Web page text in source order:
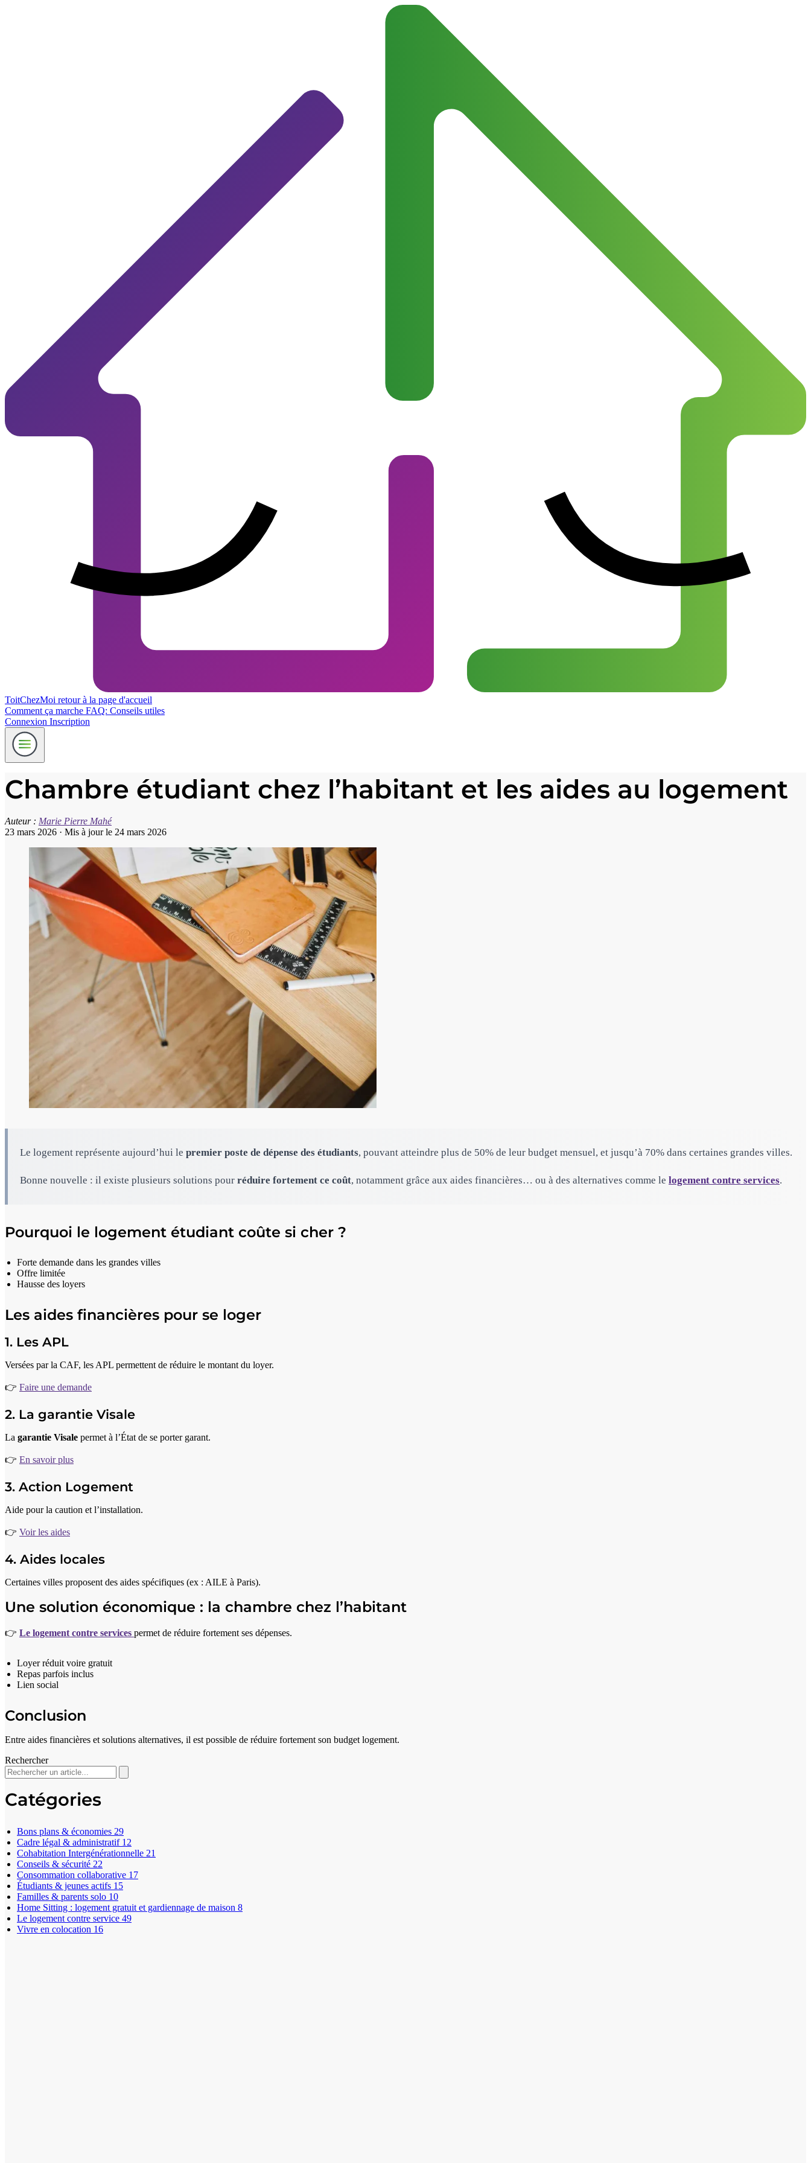
ToitChezMoi retour à la page d'accueil
Comment ça marche FAQ: Conseils utiles
Connexion Inscription
Chambre étudiant chez l’habitant et les aides au logement
Auteur : Marie Pierre Mahé
23 mars 2026 · Mis à jour le 24 mars 2026
Le logement représente aujourd’hui le premier poste de dépense des étudiants, pouvant atteindre plus de 50% de leur budget mensuel, et jusqu’à 70% dans certaines grandes villes.
Bonne nouvelle : il existe plusieurs solutions pour réduire fortement ce coût, notamment grâce aux aides financières… ou à des alternatives comme le logement contre services.
Pourquoi le logement étudiant coûte si cher ?
Forte demande dans les grandes villes
Offre limitée
Hausse des loyers
Les aides financières pour se loger
1. Les APL
Versées par la CAF, les APL permettent de réduire le montant du loyer.
👉 Faire une demande
2. La garantie Visale
La garantie Visale permet à l’État de se porter garant.
👉 En savoir plus
3. Action Logement
Aide pour la caution et l’installation.
👉 Voir les aides
4. Aides locales
Certaines villes proposent des aides spécifiques (ex : AILE à Paris).
Une solution économique : la chambre chez l’habitant
👉 Le logement contre services permet de réduire fortement ses dépenses.
Loyer réduit voire gratuit
Repas parfois inclus
Lien social
Conclusion
Entre aides financières et solutions alternatives, il est possible de réduire fortement son budget logement.
Rechercher
Catégories
Bons plans & économies 29
Cadre légal & administratif 12
Cohabitation Intergénérationnelle 21
Conseils & sécurité 22
Consommation collaborative 17
Étudiants & jeunes actifs 15
Familles & parents solo 10
Home Sitting : logement gratuit et gardiennage de maison 8
Le logement contre service 49
Vivre en colocation 16